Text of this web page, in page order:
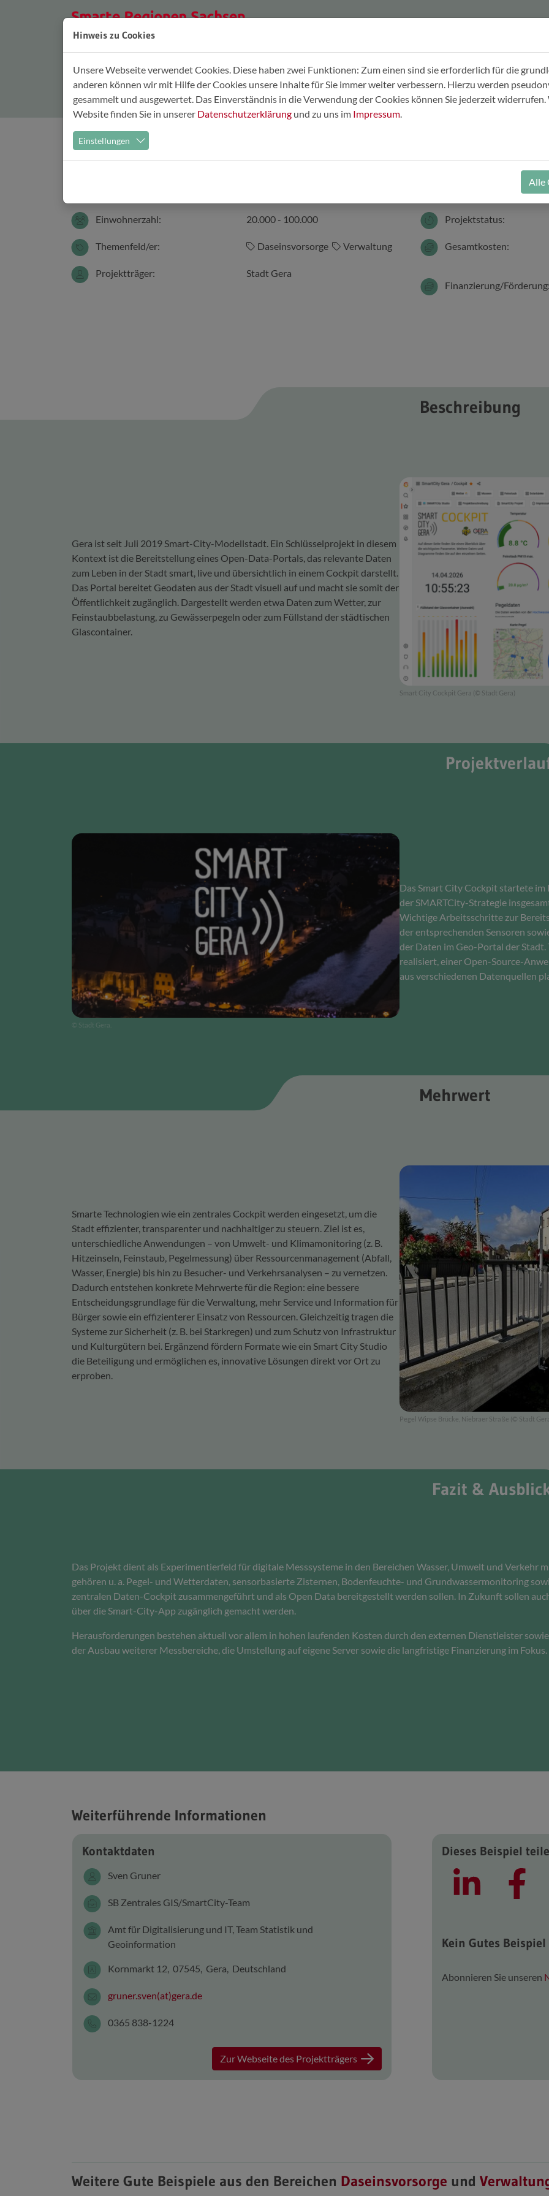
Start
Potenzialcheck Gute Beispiele Förderfinder
Details
SMARTCity Cockpit Gera
Einwohnerzahl: 20.000 - 100.000
Themenfeld/er: Daseinsvorsorge Verwaltung
Projektträger: Stadt Gera
Projektstatus:
Gesamtkosten:
Finanzierung/
Beschreibung
Smart City Cockpit Gera (© Stadt Gera)
Gera ist seit Juli 2019 Smart-City-Modellstadt. Ein Schlüsselprojekt in diesem
Kontext ist die Bereitstellung eines Open-Data-Portals, das relevante Daten
zum Leben in der Stadt smart, live und übersichtlich in einem Cockpit darstellt.
Das Portal bereitet Geodaten aus der Stadt visuell auf und macht sie somit der
Öffentlichkeit zugänglich. Dargestellt werden etwa Daten zum Wetter, zur
Feinstaubbelastung, zu Gewässerpegeln oder zum Füllstand der städtischen
Glascontainer.
© Stadt Gera.
Das Smart City Cockpit startete im
der SMARTCity-Strategie
Wichtige Arbeitsschritte zur
der entsprechenden Sensoren
der Daten im Geo-Portal der
realisiert, einer Open-Source-
aus verschiedenen Datenquellen
Mehrwert
Pegel Wipse Brücke, Niebraer Straße (© Stadt
Smarte Technologien wie ein zentrales Cockpit werden eingesetzt, um die
Stadt effizienter, transparenter und nachhaltiger zu steuern. Ziel ist es,
unterschiedliche Anwendungen – von Umwelt- und Klimamonitoring (z. B.
Hitzeinseln, Feinstaub, Pegelmessung) über Ressourcenmanagement (Abfall,
Wasser, Energie) bis hin zu Besucher- und Verkehrsanalysen – zu vernetzen.
Dadurch entstehen konkrete Mehrwerte für die Region: eine bessere
Entscheidungsgrundlage für die Verwaltung, mehr Service und Information für
Bürger sowie ein effizienterer Einsatz von Ressourcen. Gleichzeitig tragen die
Systeme zur Sicherheit (z. B. bei Starkregen) und zum Schutz von Infrastruktur
und Kulturgütern bei. Ergänzend fördern Formate wie ein Smart City Studio
die Beteiligung und ermöglichen es, innovative Lösungen direkt vor Ort zu
erproben.
Fazit &
Das Projekt dient als Experimentierfeld für digitale Messsysteme in den Bereichen Wasser, Umwelt und Verkehr
gehören u. a. Pegel- und Wetterdaten, sensorbasierte Zisternen, Bodenfeuchte- und Grundwassermonitoring
zentralen Daten-Cockpit zusammengeführt und als Open Data bereitgestellt werden sollen. In Zukunft sollen
über die Smart-City-App zugänglich gemacht werden.
Herausforderungen bestehen aktuell vor allem in hohen laufenden Kosten durch den externen Dienstleister
der Ausbau weiterer Messbereiche, die Umstellung auf eigene Server sowie die langfristige Finanzierung im Fokus.
Weiterführende Informationen
Kontaktdaten
Sven Gruner
SB Zentrales GIS/SmartCity-Team
Amt für Digitalisierung und IT, Team Statistik und
Geoinformation
Kornmarkt 12, 07545, Gera, Deutschland
gruner.sven(at)gera.de
0365 838-1224
Zur Webseite des Projektträgers
Dieses Beispiel
Kein Gutes
Abonnieren Sie unseren
Weitere Gute Beispiele aus den Bereichen Daseinsvorsorge und
Hinweis zu Cookies
Unsere Webseite verwendet Cookies. Diese haben zwei Funktionen: Zum einen sind sie erforderlich für die
anderen können wir mit Hilfe der Cookies unsere Inhalte für Sie immer weiter verbessern. Hierzu werden
gesammelt und ausgewertet. Das Einverständnis in die Verwendung der Cookies können Sie jederzeit
Website finden Sie in unserer Datenschutzerklärung und zu uns im Impressum.
Einstellungen
Alle